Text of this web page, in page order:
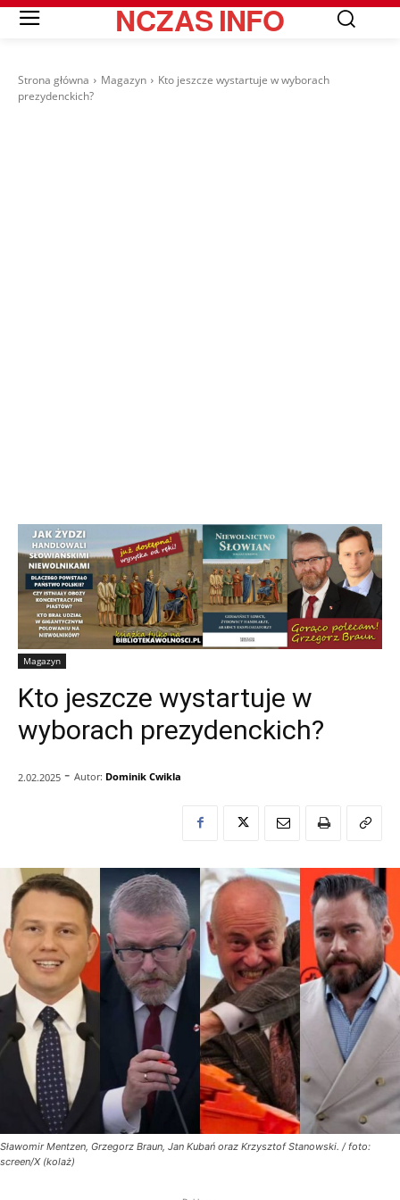
NCZASINFO
Strona główna Magazyn
Kto jeszcze wystartuje w wyborach
prezydenckich?
Magazyn
Kto jeszcze wystartuje w
wyborach prezydenckich?
2.02.2025 - Autor: Dominik Cwikla
Sławomir Mentzen, Grzegorz Braun, Jan Kubań oraz Krzysztof Stanowski. / foto:
screen/X (kolaż)